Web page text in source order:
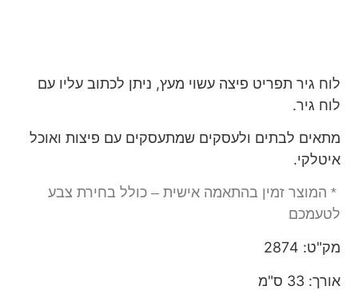
לוח גיר תפריט פיצה עשוי מעץ, ניתן לכתוב עליו עם
לוח גיר.
מתאים לבתים ולעסקים שמתעסקים עם פיצות ואוכל
איטלקי.
* המוצר זמין בהתאמה אישית – כולל בחירת צבע
לטעמכם
מק"ט: 2874
אורך: 33 ס"מ